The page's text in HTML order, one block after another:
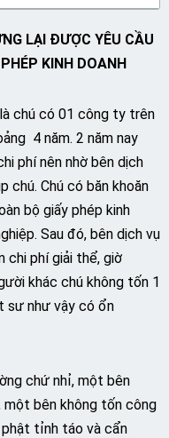
LẠI ĐƯỢC YÊU CẦU
KINH DOANH
chú có 01 công ty trên
4 năm. 2 năm nay
phí nên nhờ bên dịch
chú. Chú có băn khoăn
bộ giấy phép kinh
Sau đó, bên dịch vụ
chi phí giải thể, giờ
khác chú không tốn 1
sư như vậy có ổn
chứ nhỉ, một bên
bên không tốn công
phật tỉnh táo và cẩn